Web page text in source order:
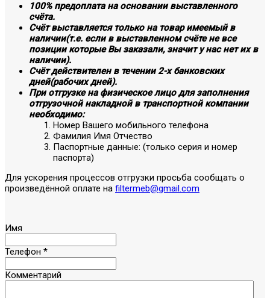
100% предоплата на основании выставленного
счёта.
Счёт выставляется только на товар имеемый в
наличии(т.е. если в выставленном счёте не все
позиции которые Вы заказали, значит у нас нет их в
наличии).
Счёт действителен в течении 2-х банковских
дней(рабочих дней).
При отгрузке на физическое лицо для заполнения
отгрузочной накладной в транспортной компании
необходимо:
Номер Вашего мобильного телефона
Фамилия Имя Отчество
Паспортные данные: (только серия и номер
паспорта)
Для ускорения процессов отгрузки просьба сообщать о
произведённой оплате на filtermeb@gmail.com
Имя
Телефон *
Комментарий